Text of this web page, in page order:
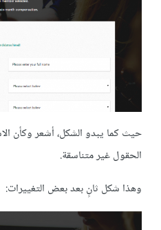
حيث كما يبدو الشكل، أشعر وكأن
الحقول غير متناسقة.
وهذا شكل ثانٍ بعد بعض التغييرات: